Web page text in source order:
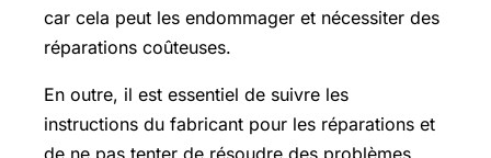
car cela peut les endommager et nécessiter des
réparations coûteuses.
En outre, il est essentiel de suivre les
instructions du fabricant pour les réparations et
de ne pas tenter de résoudre des problèmes